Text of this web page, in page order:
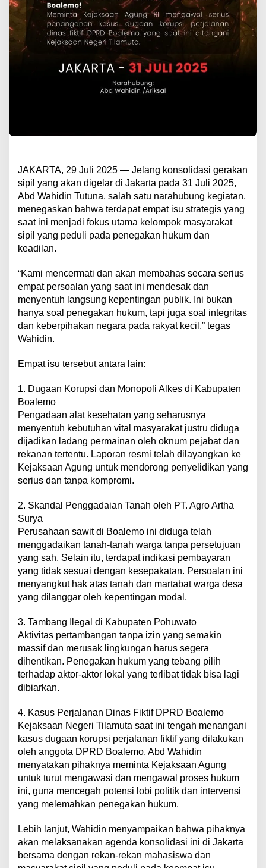
JAKARTA, 29 Juli 2025 — Jelang konsolidasi gerakan
sipil yang akan digelar di Jakarta pada 31 Juli 2025,
Abd Wahidin Tutuna, salah satu narahubung kegiatan,
menegaskan bahwa terdapat empat isu strategis yang
saat ini menjadi fokus utama kelompok masyarakat
sipil yang peduli pada penegakan hukum dan
keadilan.
“Kami mencermati dan akan membahas secara serius
empat persoalan yang saat ini mendesak dan
menyentuh langsung kepentingan publik. Ini bukan
hanya soal penegakan hukum, tapi juga soal integritas
dan keberpihakan negara pada rakyat kecil,” tegas
Wahidin.
Empat isu tersebut antara lain:
1. Dugaan Korupsi dan Monopoli Alkes di Kabupaten
Boalemo
Pengadaan alat kesehatan yang seharusnya
menyentuh kebutuhan vital masyarakat justru diduga
dijadikan ladang permainan oleh oknum pejabat dan
rekanan tertentu. Laporan resmi telah dilayangkan ke
Kejaksaan Agung untuk mendorong penyelidikan yang
serius dan tanpa kompromi.
2. Skandal Penggadaian Tanah oleh PT. Agro Artha
Surya
Perusahaan sawit di Boalemo ini diduga telah
menggadaikan tanah-tanah warga tanpa persetujuan
yang sah. Selain itu, terdapat indikasi pembayaran
yang tidak sesuai dengan kesepakatan. Persoalan ini
menyangkut hak atas tanah dan martabat warga desa
yang dilanggar oleh kepentingan modal.
3. Tambang Ilegal di Kabupaten Pohuwato
Aktivitas pertambangan tanpa izin yang semakin
massif dan merusak lingkungan harus segera
dihentikan. Penegakan hukum yang tebang pilih
terhadap aktor-aktor lokal yang terlibat tidak bisa lagi
dibiarkan.
4. Kasus Perjalanan Dinas Fiktif DPRD Boalemo
Kejaksaan Negeri Tilamuta saat ini tengah menangani
kasus dugaan korupsi perjalanan fiktif yang dilakukan
oleh anggota DPRD Boalemo. Abd Wahidin
menyatakan pihaknya meminta Kejaksaan Agung
untuk turut mengawasi dan mengawal proses hukum
ini, guna mencegah potensi lobi politik dan intervensi
yang melemahkan penegakan hukum.
Lebih lanjut, Wahidin menyampaikan bahwa pihaknya
akan melaksanakan agenda konsolidasi ini di Jakarta
bersama dengan rekan-rekan mahasiswa dan